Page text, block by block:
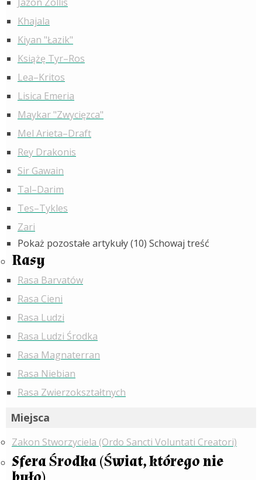
Khajala
Kiyan "Łazik"
Książę Tyr–Ros
Lea–Kritos
Lisica Emeria
Maykar "Zwycięzca"
Mel Arieta–Draft
Rey Drakonis
Sir Gawain
Tal–Darim
Tes–Tykles
Zari
Pokaż pozostałe artykuły (10) Schowaj treść
Rasy
Rasa Barvatów
Rasa Cieni
Rasa Ludzi
Rasa Ludzi Środka
Rasa Magnaterran
Rasa Niebian
Rasa Zwierzokształtnych
Miejsca
Zakon Stworzyciela (Ordo Sancti Voluntati Creatori)
Sfera Środka (Świat, którego nie